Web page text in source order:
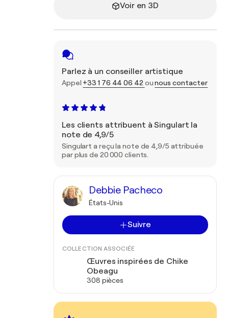
Voir en 3D
Parlez à un conseiller artistique
Appel +33 1 76 44 06 42 ounous contacter
Les clients attribuent à Singulart la
note de 4,9/5
Singulart a reçu la note de 4,9/5 attribuée
par plus de 20 000 clients.
Debbie Pacheco
États-Unis
Suivre
COLLECTION ASSOCIÉE
Œuvres inspirées de Chike
Obeagu
308 pièces